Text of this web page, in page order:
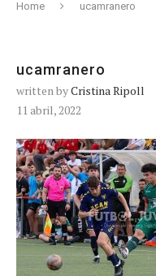
Home ucamranero
ucamranero
written byCristina Ripoll
11 abril, 2022